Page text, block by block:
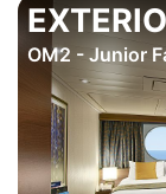
OM2 - Junior